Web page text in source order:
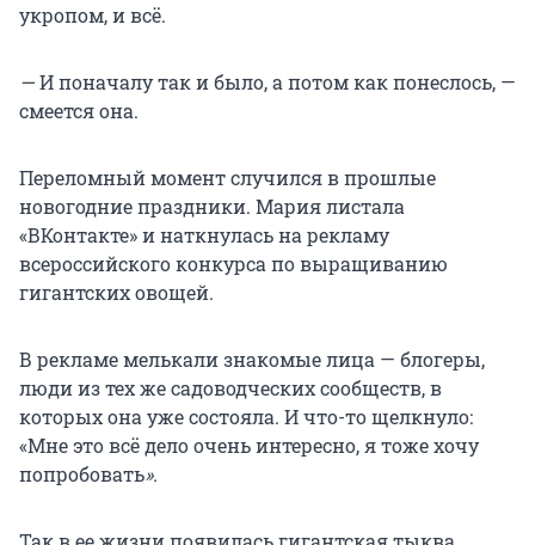
укропом, и всё.
—И поначалу так и было, а потом как понеслось, —
смеется она.
Переломный момент случился в прошлые
новогодние праздники. Мария листала
«ВКонтакте» и наткнулась на рекламу
всероссийского конкурса по выращиванию
гигантских овощей.
В рекламе мелькали знакомые лица — блогеры,
люди из тех же садоводческих сообществ, в
которых она уже состояла. И что-то щелкнуло:
«Мне это всё дело очень интересно, я тоже хочу
попробовать».